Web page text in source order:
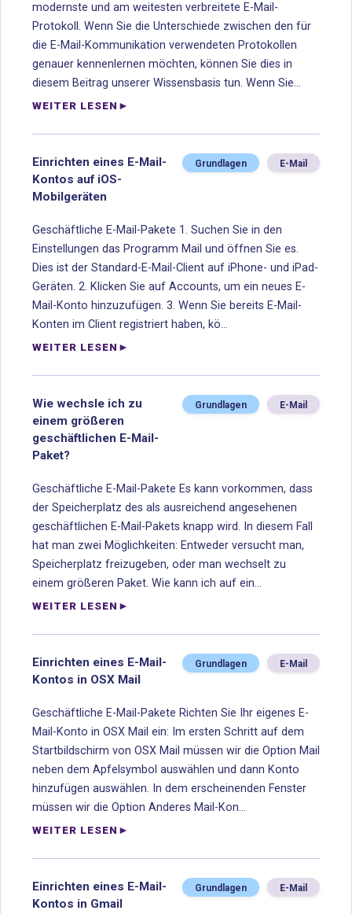
modernste und am weitesten verbreitete E-Mail-
Protokoll. Wenn Sie die Unterschiede zwischen den für
die E-Mail-Kommunikation verwendeten Protokollen
genauer kennenlernen möchten, können Sie dies in
diesem Beitrag unserer Wissensbasis tun. Wenn Sie...
WEITER LESEN
Einrichten eines E-Mail-
Kontos auf iOS-
Mobilgeräten
Grundlagen E-Mail
Geschäftliche E-Mail-Pakete 1. Suchen Sie in den
Einstellungen das Programm Mail und öffnen Sie es.
Dies ist der Standard-E-Mail-Client auf iPhone- und iPad-
Geräten. 2. Klicken Sie auf Accounts, um ein neues E-
Mail-Konto hinzuzufügen. 3. Wenn Sie bereits E-Mail-
Konten im Client registriert haben, kö...
WEITER LESEN
Wie wechsle ich zu
einem größeren
geschäftlichen E-Mail-
Paket?
Grundlagen E-Mail
Geschäftliche E-Mail-Pakete Es kann vorkommen, dass
der Speicherplatz des als ausreichend angesehenen
geschäftlichen E-Mail-Pakets knapp wird. In diesem Fall
hat man zwei Möglichkeiten: Entweder versucht man,
Speicherplatz freizugeben, oder man wechselt zu
einem größeren Paket. Wie kann ich auf ein...
WEITER LESEN
Einrichten eines E-Mail-
Kontos in OSX Mail
Grundlagen E-Mail
Geschäftliche E-Mail-Pakete Richten Sie Ihr eigenes E-
Mail-Konto in OSX Mail ein: Im ersten Schritt auf dem
Startbildschirm von OSX Mail müssen wir die Option Mail
neben dem Apfelsymbol auswählen und dann Konto
hinzufügen auswählen. In dem erscheinenden Fenster
müssen wir die Option Anderes Mail-Kon...
WEITER LESEN
Einrichten eines E-Mail-
Kontos in Gmail
Grundlagen E-Mail